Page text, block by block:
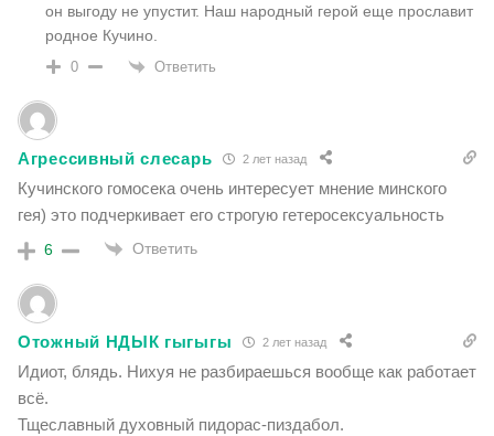
он выгоду не упустит. Наш народный герой еще прославит
родное Кучино.
0 Ответить
Агрессивный слесарь 2 лет назад
Кучинского гомосека очень интересует мнение минского
гея) это подчеркивает его строгую гетеросексуальность
6 Ответить
Отожный НДЫК гыгыгы 2 лет назад
Идиот, блядь. Нихуя не разбираешься вообще как работает
всё.
Тщеславный духовный пидорас-пиздабол.